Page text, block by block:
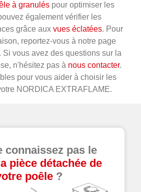
à granulés pour optimiser les
également vérifier les
grâce aux vues éclatées. Pour
reportez-vous à notre page
. Si vous avez des questions sur la
n'hésitez pas à nous contacter.
pour vous aider à choisir les
NORDICA EXTRAFLAME.
connaissez pas le
pièce détachée de
poêle ?